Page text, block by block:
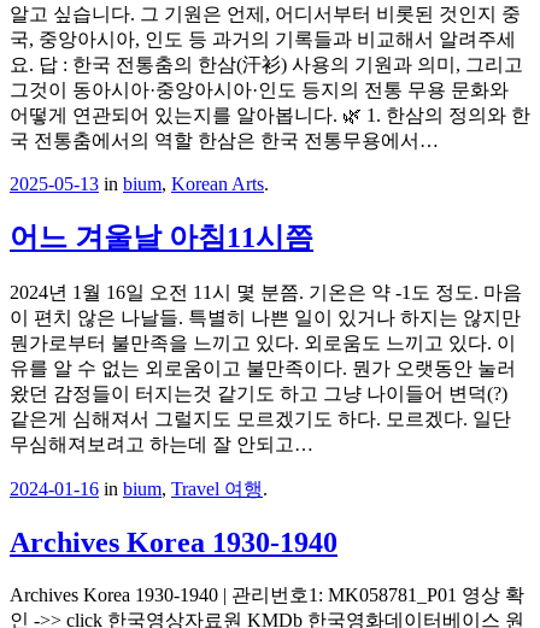
알고 싶습니다. 그 기원은 언제, 어디서부터 비롯된 것인지 중
국, 중앙아시아, 인도 등 과거의 기록들과 비교해서 알려주세
요. 답 : 한국 전통춤의 한삼(汗衫) 사용의 기원과 의미, 그리고
그것이 동아시아·중앙아시아·인도 등지의 전통 무용 문화와
어떻게 연관되어 있는지를 알아봅니다. 🌿 1. 한삼의 정의와 한
국 전통춤에서의 역할 한삼은 한국 전통무용에서…
2025-05-13 in bium, Korean Arts.
어느 겨울날 아침11시쯤
2024년 1월 16일 오전 11시 몇 분쯤. 기온은 약 -1도 정도. 마음
이 편치 않은 나날들. 특별히 나쁜 일이 있거나 하지는 않지만
뭔가로부터 불만족을 느끼고 있다. 외로움도 느끼고 있다. 이
유를 알 수 없는 외로움이고 불만족이다. 뭔가 오랫동안 눌러
왔던 감정들이 터지는것 같기도 하고 그냥 나이들어 변덕(?)
같은게 심해져서 그럴지도 모르겠기도 하다. 모르겠다. 일단
무심해져보려고 하는데 잘 안되고…
2024-01-16 in bium, Travel 여행.
Archives Korea 1930-1940
Archives Korea 1930-1940 | 관리번호1: MK058781_P01 영상 확
인 ->> click 한국영상자료원 KMDb 한국영화데이터베이스 원